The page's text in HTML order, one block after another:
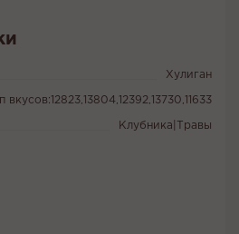
Хулиган
вкусов:12823,13804,12392,13730,11633
Клубника|Травы